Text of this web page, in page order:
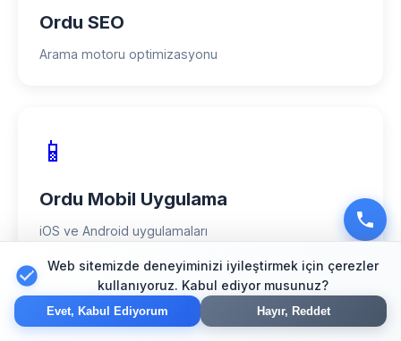
Ordu SEO
Arama motoru optimizasyonu
📱
Ordu Mobil Uygulama
iOS ve Android uygulamaları
📈
Web sitemizde deneyiminizi iyileştirmek için çerezler
kullanıyoruz. Kabul ediyor musunuz?
Evet, Kabul Ediyorum Hayır, Reddet